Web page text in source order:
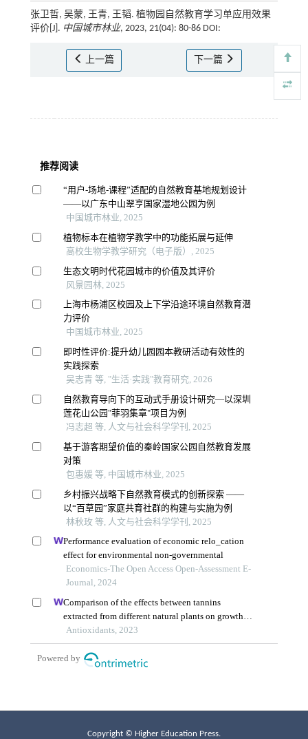
张卫哲, 吴蒙, 王青, 王韬. 植物园自然教育学习单应用效果
评价[J]. 中国城市林业, 2023, 21(04): 80-86 DOI:
上一篇 下一篇
Copyright © Higher Education Press.